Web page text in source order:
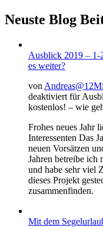
Neuste Blog
Ausblick 2019 – 1-
es weiter?
von
deaktiviert für
kostenlos! – wie
Frohes neues Jahr
Interessenten Das
neuen Vorsätzen
Jahren betreibe
und habe sehr viel
dieses Projekt
zusammenfinden.
Mit dem